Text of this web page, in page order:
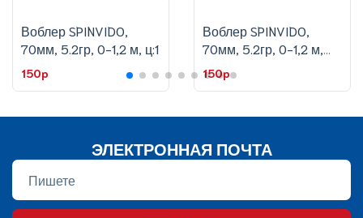
Воблер SPINVIDO,
70мм, 5.2гр, 0-1,2 м, ц:1
150p
Воблер SPINVIDO,
70мм, 5.2гр, 0-1,2 м,
ц:2
150p
ЭЛЕКТРОННАЯ ПОЧТА